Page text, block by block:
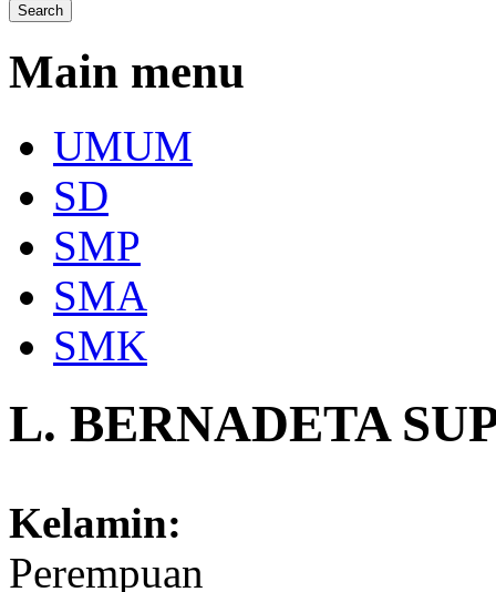
Main menu
UMUM
SD
SMP
SMA
SMK
L. BERNADETA
Kelamin:
Perempuan